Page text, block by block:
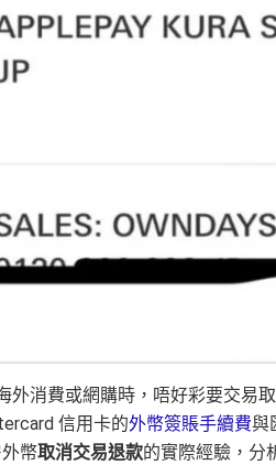
外消費或網購時，唔好彩要交易
信用卡的外幣簽賬手續費與
幣取消交易退款的實際經驗，分